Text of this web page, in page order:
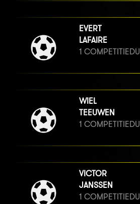
EVERT
LAFAIRE
1
WIEL
TEEUWEN
1
VICTOR
JANSSEN
1